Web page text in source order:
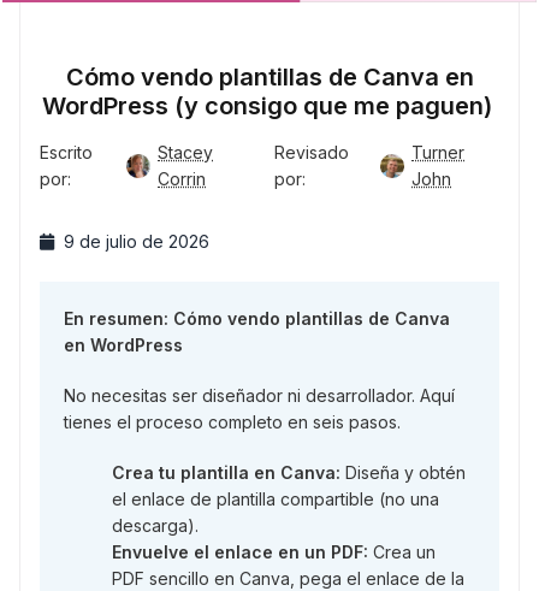
Cómo vendo plantillas de Canva en
WordPress (y consigo que me paguen)
Escrito
por:
Stacey
Corrin
Revisado
por:
Turner
John
9 de julio de 2026
En resumen: Cómo vendo plantillas de Canva
en WordPress
No necesitas ser diseñador ni desarrollador. Aquí
tienes el proceso completo en seis pasos.
Crea tu plantilla en Canva: Diseña y obtén
el enlace de plantilla compartible (no una
descarga).
Envuelve el enlace en un PDF: Crea un
PDF sencillo en Canva, pega el enlace de la